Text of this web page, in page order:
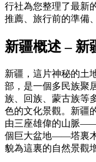
行社為您整理了最新
推薦、旅行前的準備
新疆概述 – 新
新疆，這片神秘的土
部，是一個多民族聚
族、回族、蒙古族等
色的文化景觀。新疆
由三座雄偉的山脈
個巨大盆地——塔裏
貌為這裏的自然景觀